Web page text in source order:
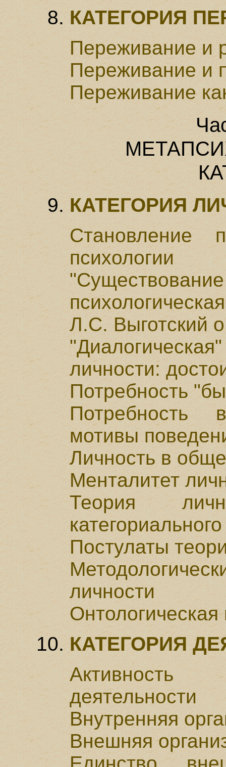
КАТЕГОРИЯ
Переживание и
Переживание и
Переживание
КАТЕГОРИЯ
Становление
психологии
Л.С. Выготский
личности:
Потребность
Потребность
мотивы
Личность в
Менталитет
Теория
Постулаты
личности
КАТЕГОРИЯ
Активность
деятельности
Внутренняя
Внешняя